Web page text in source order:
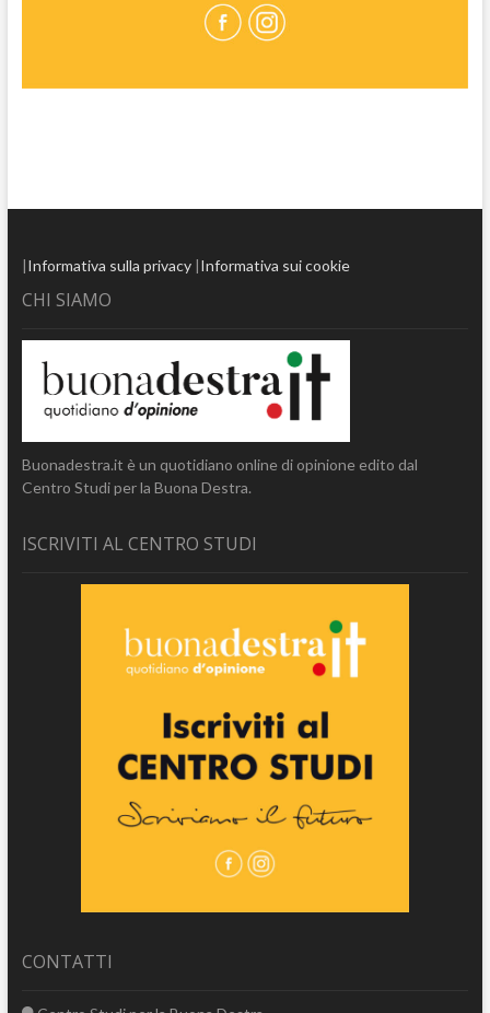
|Informativa sulla privacy|Informativa sui cookie
CHI SIAMO
Buonadestra.it è un quotidiano online di opinione edito dal
Centro Studi per la Buona Destra.
ISCRIVITI AL CENTRO STUDI
CONTATTI